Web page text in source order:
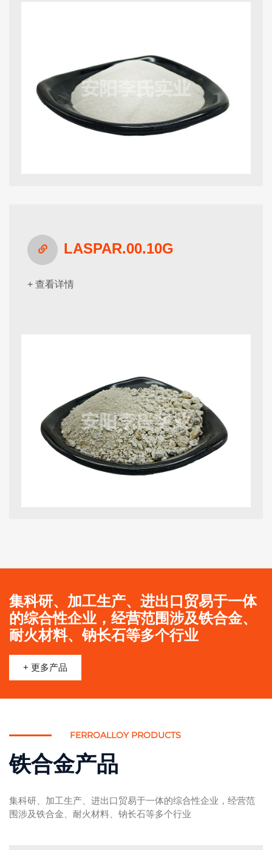
LASPAR.00.10G
+ 查看详情
集科研、加工生产、进出口贸易于一体
的综合性企业，经营范围涉及铁合金、
耐火材料、钠长石等多个行业
+ 更多产品
FERROALLOY PRODUCTS
铁合金产品
集科研、加工生产、进出口贸易于一体的综合性企业，经营范
围涉及铁合金、耐火材料、钠长石等多个行业